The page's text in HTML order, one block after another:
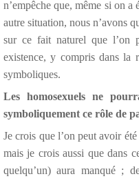
n’empêche que, même si on a
autre situation, nous n’avons
sur ce fait naturel que l’on
existence, y compris dans la
symboliques.
Les homosexuels ne
symboliquement ce rôle de
Je crois que l’on peut avoir
mais je crois aussi que dans
quelqu’un) aura manqué ;